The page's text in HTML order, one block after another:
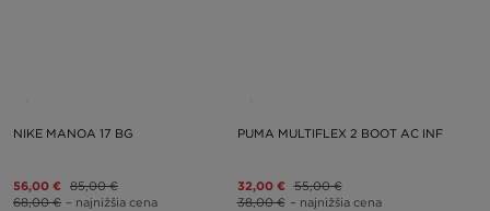
NIKE MANOA 17 BG
56,00 € 85,00 €
68,00 € – najnižšia cena
PUMA MULTIFLEX 2 BOOT AC INF
32,00 € 55,00 €
38,00 € – najnižšia cena